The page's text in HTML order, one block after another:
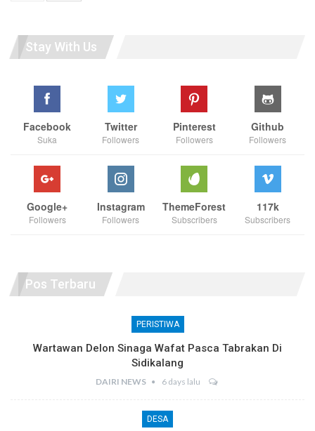
Stay With Us
Facebook
Suka
Twitter
Followers
Pinterest
Followers
Github
Followers
Google+
Followers
Instagram
Followers
ThemeForest
Subscribers
117k
Subscribers
Pos Terbaru
PERISTIWA
Wartawan Delon Sinaga Wafat Pasca Tabrakan Di
Sidikalang
DAIRI NEWS 6 days lalu
DESA